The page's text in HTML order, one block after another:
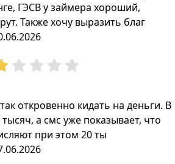
ГЭСВ у займера хороший,
Также хочу выразить благ
откровенно кидать на деньги. В
а смс уже показывает, что
при этом 20 ты